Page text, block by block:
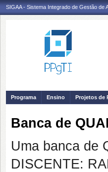
SIGAA - Sistema Integrado de Gestão de
Programa Ensino Projetos de
Banca de
Uma banca de
DISCENTE: